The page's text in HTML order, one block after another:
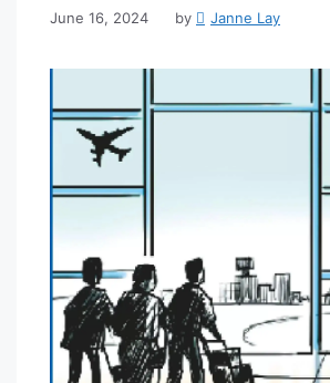
June 16, 2024 by Janne Lay